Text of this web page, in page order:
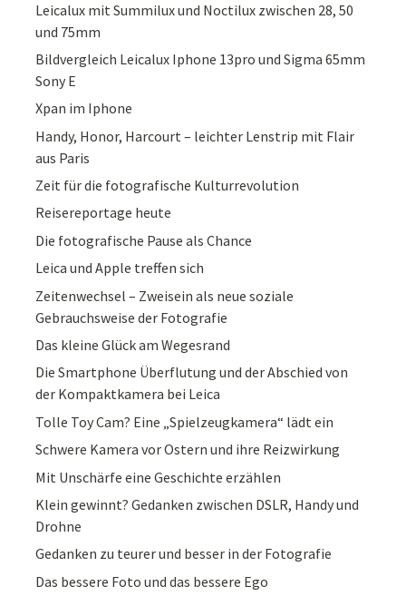
Leicalux mit Summilux und Noctilux zwischen 28, 50
und 75mm
Bildvergleich Leicalux Iphone 13pro und Sigma 65mm
Sony E
Xpan im Iphone
Handy, Honor, Harcourt – leichter Lenstrip mit Flair
aus Paris
Zeit für die fotografische Kulturrevolution
Reisereportage heute
Die fotografische Pause als Chance
Leica und Apple treffen sich
Zeitenwechsel – Zweisein als neue soziale
Gebrauchsweise der Fotografie
Das kleine Glück am Wegesrand
Die Smartphone Überflutung und der Abschied von
der Kompaktkamera bei Leica
Tolle Toy Cam? Eine „Spielzeugkamera“ lädt ein
Schwere Kamera vor Ostern und ihre Reizwirkung
Mit Unschärfe eine Geschichte erzählen
Klein gewinnt? Gedanken zwischen DSLR, Handy und
Drohne
Gedanken zu teurer und besser in der Fotografie
Das bessere Foto und das bessere Ego